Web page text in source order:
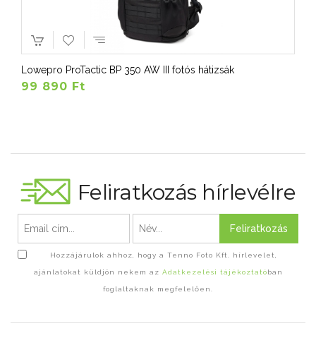
Lowepro ProTactic BP 350 AW III fotós hátizsák
99 890 Ft
Feliratkozás hírlevélre
Feliratkozás
Hozzájárulok ahhoz, hogy a Tenno Foto Kft. hírlevelet,
ajánlatokat küldjön nekem az Adatkezelési tájékoztatóban
foglaltaknak megfelelően.